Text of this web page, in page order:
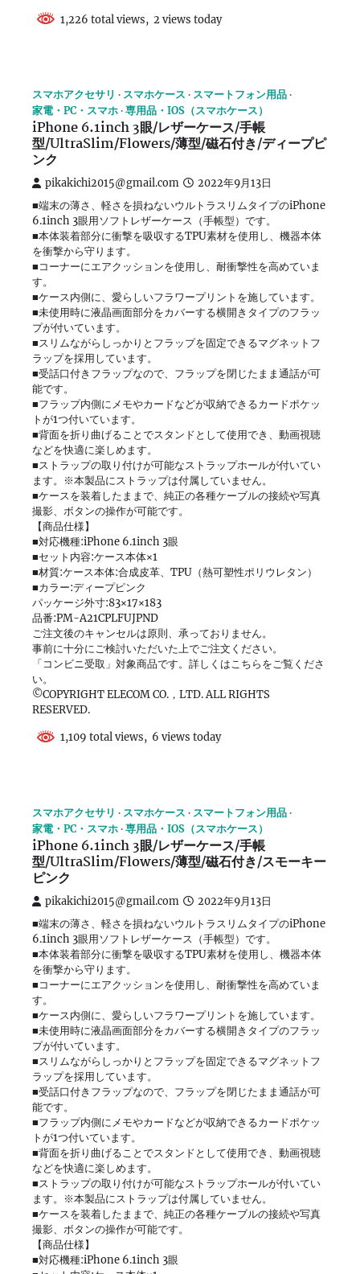
1,226 total views, 2 views today
スマホアクセサリ スマホケース
スマートフォン用品
家電・PC・スマホ 専用品・IOS（スマホケース）
iPhone 6.1inch 3眼/レザーケース/手帳
型/UltraSlim/Flowers/薄型/磁石付き/ディープピ
ンク
pikakichi2015@gmail.com 2022年9月13日
■端末の薄さ、軽さを損ねないウルトラスリムタイプのiPhone
6.1inch 3眼用ソフトレザーケース（手帳型）です。
■本体装着部分に衝撃を吸収するTPU素材を使用し、機器本体
を衝撃から守ります。
■コーナーにエアクッションを使用し、耐衝撃性を高めていま
す。
■ケース内側に、愛らしいフラワープリントを施しています。
■未使用時に液晶画面部分をカバーする横開きタイプのフラッ
プが付いています。
■スリムながらしっかりとフラップを固定できるマグネットフ
ラップを採用しています。
■受話口付きフラップなので、フラップを閉じたまま通話が可
能です。
■フラップ内側にメモやカードなどが収納できるカードポケッ
トが1つ付いています。
■背面を折り曲げることでスタンドとして使用でき、動画視聴
などを快適に楽しめます。
■ストラップの取り付けが可能なストラップホールが付いてい
ます。※本製品にストラップは付属していません。
■ケースを装着したままで、純正の各種ケーブルの接続や写真
撮影、ボタンの操作が可能です。
【商品仕様】
■対応機種:iPhone 6.1inch 3眼
■セット内容:ケース本体×1
■材質:ケース本体:合成皮革、TPU（熱可塑性ポリウレタン）
■カラー:ディープピンク
パッケージ外寸:83×17×183
品番:PM-A21CPLFUJPND
ご注文後のキャンセルは原則、承っておりません。
事前に十分にご検討いただいた上でご注文ください。
「コンビニ受取」対象商品です。詳しくはこちらをご覧くださ
い。
©COPYRIGHT ELECOM CO.，LTD. ALL RIGHTS
RESERVED.
1,109 total views, 6 views today
スマホアクセサリ スマホケース
スマートフォン用品
家電・PC・スマホ 専用品・IOS（スマホケース）
iPhone 6.1inch 3眼/レザーケース/手帳
型/UltraSlim/Flowers/薄型/磁石付き/スモーキー
ピンク
pikakichi2015@gmail.com 2022年9月13日
■端末の薄さ、軽さを損ねないウルトラスリムタイプのiPhone
6.1inch 3眼用ソフトレザーケース（手帳型）です。
■本体装着部分に衝撃を吸収するTPU素材を使用し、機器本体
を衝撃から守ります。
■コーナーにエアクッションを使用し、耐衝撃性を高めていま
す。
■ケース内側に、愛らしいフラワープリントを施しています。
■未使用時に液晶画面部分をカバーする横開きタイプのフラッ
プが付いています。
■スリムながらしっかりとフラップを固定できるマグネットフ
ラップを採用しています。
■受話口付きフラップなので、フラップを閉じたまま通話が可
能です。
■フラップ内側にメモやカードなどが収納できるカードポケッ
トが1つ付いています。
■背面を折り曲げることでスタンドとして使用でき、動画視聴
などを快適に楽しめます。
■ストラップの取り付けが可能なストラップホールが付いてい
ます。※本製品にストラップは付属していません。
■ケースを装着したままで、純正の各種ケーブルの接続や写真
撮影、ボタンの操作が可能です。
【商品仕様】
■対応機種:iPhone 6.1inch 3眼